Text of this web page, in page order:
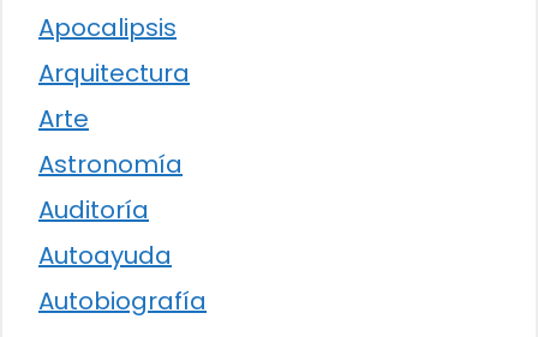
Apocalipsis
Arquitectura
Arte
Astronomía
Auditoría
Autoayuda
Autobiografía